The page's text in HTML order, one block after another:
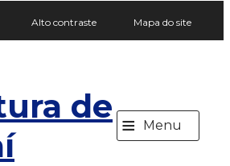
Alto contraste Mapa do site
de ≡ Menu